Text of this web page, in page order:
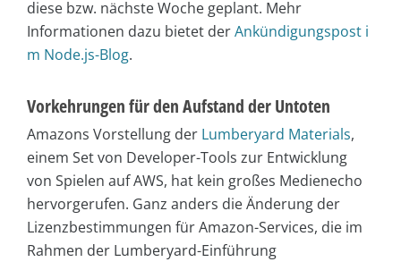
diese bzw. nächste Woche geplant. Mehr
Informationen dazu bietet derAnkündigungspost i
m Node.js-Blog.
Vorkehrungen für den Aufstand der Untoten
Amazons Vorstellung der Lumberyard Materials,
einem Set von Developer-Tools zur Entwicklung
von Spielen auf AWS, hat kein großes Medienecho
hervorgerufen. Ganz anders die Änderung der
Lizenzbestimmungen für Amazon-Services, die im
Rahmen der Lumberyard-Einführung